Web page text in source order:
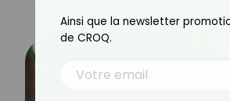
Ainsi que la newsletter
de CROQ.